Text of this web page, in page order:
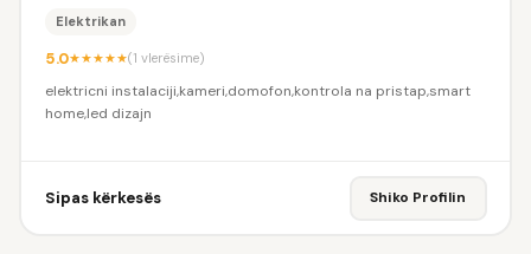
Elektrikan
5.0★★★★★(1 vlerësime)
elektricni instalaciji,kameri,domofon,kontrola na pristap,smart
home,led dizajn
Sipas kërkesës Shiko Profilin